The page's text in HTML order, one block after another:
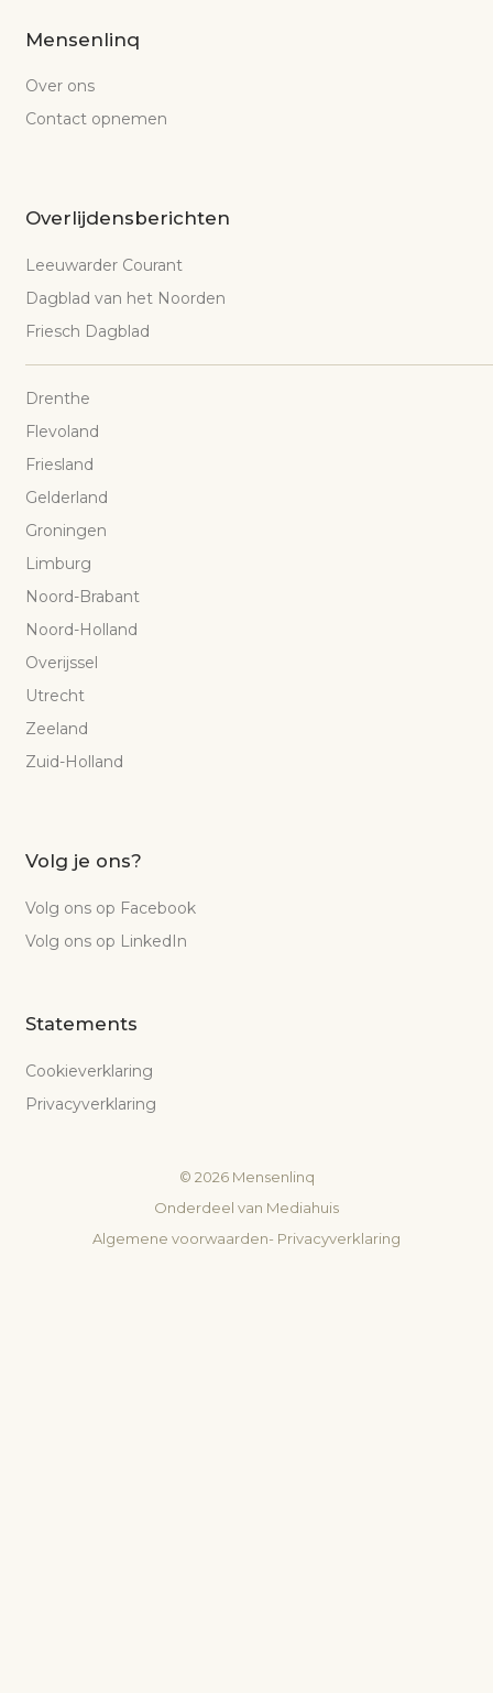
Mensenlinq
Over ons
Contact opnemen
Overlijdensberichten
Leeuwarder Courant
Dagblad van het Noorden
Friesch Dagblad
Drenthe
Flevoland
Friesland
Gelderland
Groningen
Limburg
Noord-Brabant
Noord-Holland
Overijssel
Utrecht
Zeeland
Zuid-Holland
Volg je ons?
Volg ons op Facebook
Volg ons op LinkedIn
Statements
Cookieverklaring
Privacyverklaring
© 2026Mensenlinq
Onderdeel van Mediahuis
Algemene voorwaarden- Privacyverklaring